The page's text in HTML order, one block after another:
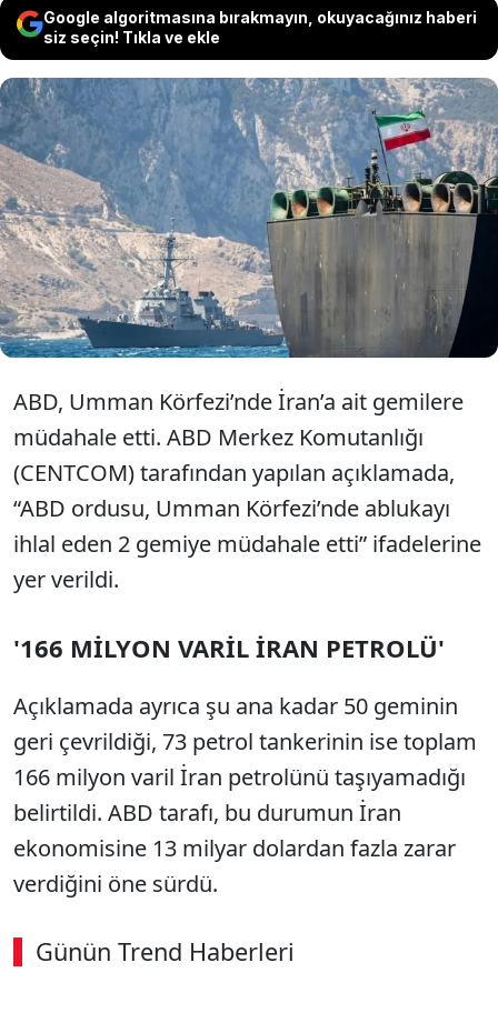
Google algoritmasına bırakmayın, okuyacağınız haberi
siz seçin! Tıkla ve ekle
ABD ordusu tarafından yapılan
açıklamada, "ABD, Umman Körfezi'nde
ablukayı ihlal eden 2 gemiyi daha etkisiz
hale getirdi" ifadelerine yer verildi.
ABD, Umman Körfezi’nde İran’a ait gemilere
müdahale etti. ABD Merkez Komutanlığı
(CENTCOM) tarafından yapılan açıklamada,
“ABD ordusu, Umman Körfezi’nde ablukayı
ihlal eden 2 gemiye müdahale etti” ifadelerine
yer verildi.
'166 MİLYON VARİL İRAN PETROLÜ'
Açıklamada ayrıca şu ana kadar 50 geminin
geri çevrildiği, 73 petrol tankerinin ise toplam
166 milyon varil İran petrolünü taşıyamadığı
belirtildi. ABD tarafı, bu durumun İran
ekonomisine 13 milyar dolardan fazla zarar
verdiğini öne sürdü.
Günün Trend Haberleri